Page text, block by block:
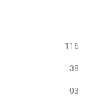
116
38
03